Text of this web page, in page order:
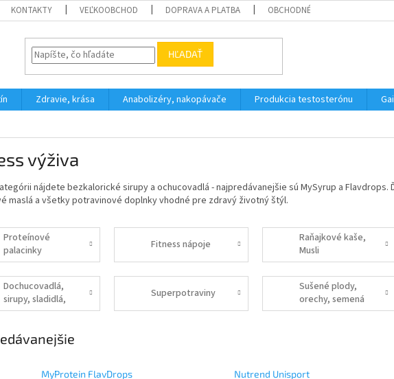
KONTAKTY VEĽKOOBCHOD DOPRAVA A PLATBA OBCHODNÉ PODMIENKY
HĽADAŤ
Zdravie, krása Anabolizéry, nakopávače Produkcia testosterónu
výživa
nájdete bezkalorické sirupy a ochucovadlá - najpredávanejšie sú MySyrup a
maslá a všetky potravinové doplnky vhodné pre zdravý životný štýl.
Proteínové
palacinky
Fitness nápoje
Raňajkové kaše,
Musli
Dochucovadlá,
sirupy, sladidlá,
prísady na
Superpotraviny
Sušené plody,
orechy, semená
MyProtein FlavDrops
Nutrend Unisport